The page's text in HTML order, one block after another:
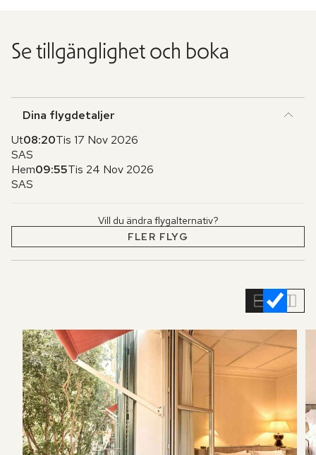
Se tillgänglighet och boka
Dina flygdetaljer
Ut08:20Tis 17 Nov 2026
SAS
Hem09:55Tis 24 Nov 2026
SAS
Vill du ändra flygalternativ?
FLER FLYG